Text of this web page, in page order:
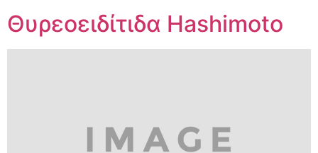
Θυρεοειδίτιδα Hashimoto